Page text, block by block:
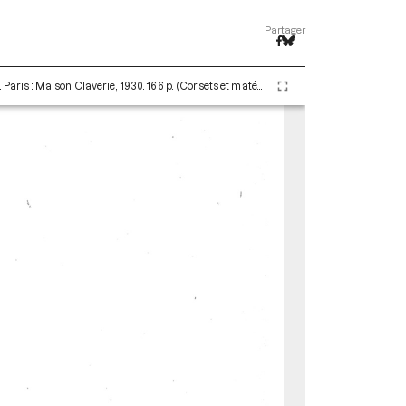
Partager
Claverie Auguste. La Hernie (48e édition) - 1936. Paris : Maison Claverie, 1930. 166 p. (Corsets et matériels médicaux, 16)